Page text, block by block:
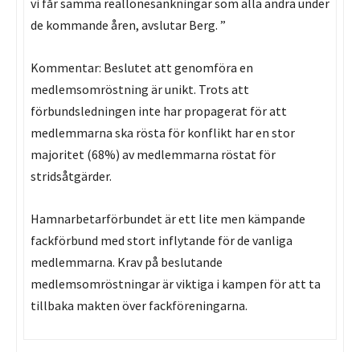
de kommande åren, avslutar Berg. ”
Kommentar: Beslutet att genomföra en
medlemsomröstning är unikt. Trots att
förbundsledningen inte har propagerat för att
medlemmarna ska rösta för konflikt har en stor
majoritet (68%) av medlemmarna röstat för
stridsåtgärder.
Hamnarbetarförbundet är ett lite men kämpande
fackförbund med stort inflytande för de vanliga
medlemmarna. Krav på beslutande
medlemsomröstningar är viktiga i kampen för att ta
tillbaka makten över fackföreningarna.